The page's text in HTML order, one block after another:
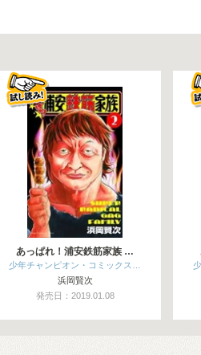
あっぱれ！浦安鉄筋家族 …
少年チャンピオン・コミックス…
浜岡賢次
発売日：2019.01.08